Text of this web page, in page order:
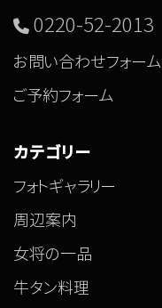
0220-52-2013
お問い合わせフォーム
ご予約フォーム
カテゴリー
フォトギャラリー
周辺案内
女将の一品
牛タン料理